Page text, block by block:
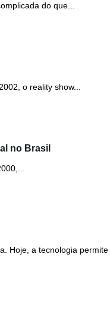
do que...
o reality show...
no Brasil
Hoje, a tecnologia permite